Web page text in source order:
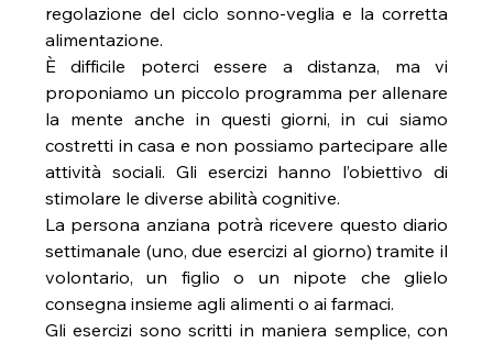
regolazione del ciclo sonno-veglia e la corretta
alimentazione.
È difficile poterci essere a distanza, ma vi
proponiamo un piccolo programma per allenare
la mente anche in questi giorni, in cui siamo
costretti in casa e non possiamo partecipare alle
attività sociali. Gli esercizi hanno l’obiettivo di
stimolare le diverse abilità cognitive.
La persona anziana potrà ricevere questo diario
settimanale (uno, due esercizi al giorno) tramite il
volontario, un figlio o un nipote che glielo
consegna insieme agli alimenti o ai farmaci.
Gli esercizi sono scritti in maniera semplice, con